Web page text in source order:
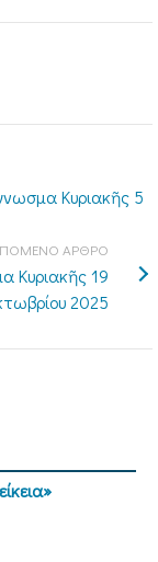
Κυριακῆς 5
ΑΡΘΡΟ
Κυριακῆς 19
2025